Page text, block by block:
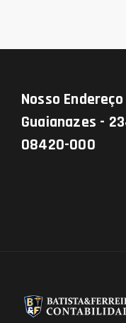
Nosso Endereço
Guaianazes -
08420-000